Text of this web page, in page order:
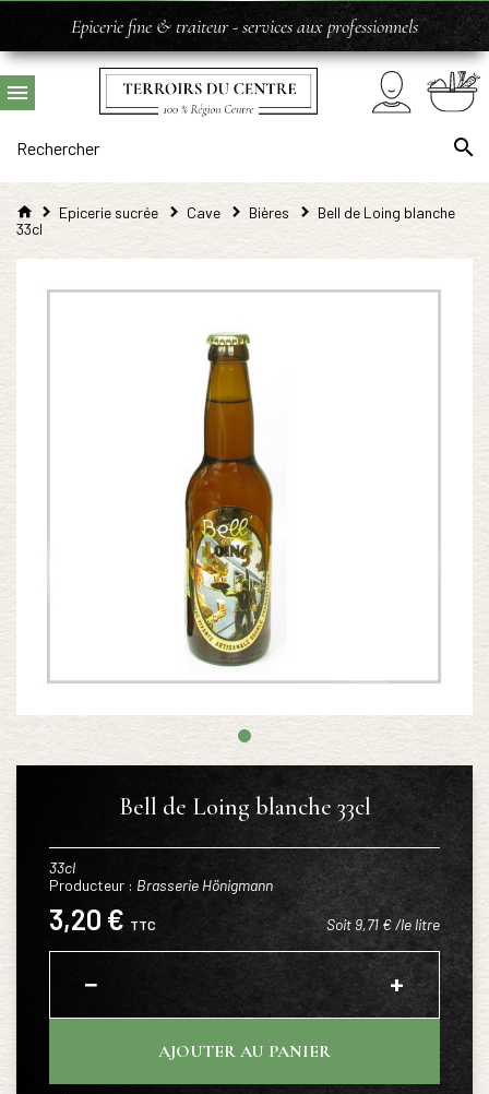
Epicerie fine & traiteur - services aux professionnels
Epicerie sucrée Cave Bières
Bell de Loing blanche
33cl
Bell de Loing blanche 33cl
33cl
Producteur : Brasserie Hönigmann
3,20 € TTC Soit 9,71 € /le litre
− +
AJOUTER AU PANIER